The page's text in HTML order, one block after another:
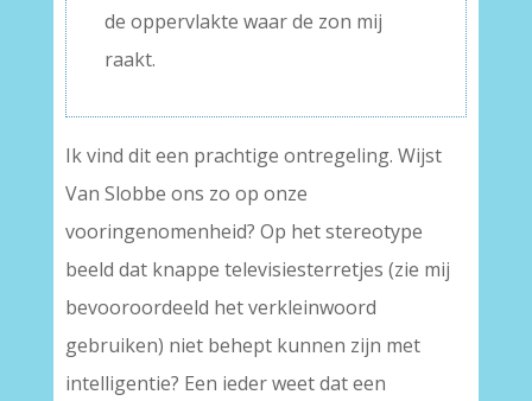
de oppervlakte waar de zon mij
raakt.
Ik vind dit een prachtige ontregeling. Wijst
Van Slobbe ons zo op onze
vooringenomenheid? Op het stereotype
beeld dat knappe televisiesterretjes (zie mij
bevooroordeeld het verkleinwoord
gebruiken) niet behept kunnen zijn met
intelligentie? Een ieder weet dat een